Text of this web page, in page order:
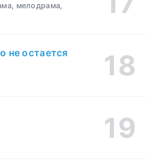
мелодрама,
не остается